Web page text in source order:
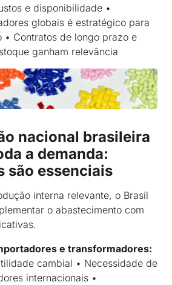
e disponibilidade •
globais é estratégico para
• Contratos de longo prazo e
ganham relevância
nacional brasileira
a demanda:
são essenciais
interna relevante, o Brasil
o abastecimento com
e transformadores:
cambial • Necessidade de
internacionais •